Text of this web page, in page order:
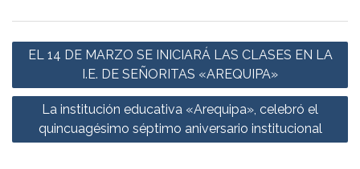
Navegación
entradas
EL 14 DE MARZO SE INICIARÁ LAS CLASES EN LA
I.E. DE SEÑORITAS «AREQUIPA»
La institución educativa «Arequipa», celebró el
quincuagésimo séptimo aniversario institucional